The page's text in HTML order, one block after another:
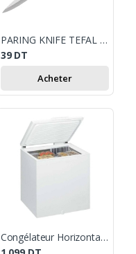
PARING KNIFE TEFAL COMFORT 9CM
39 DT
Acheter
Congélateur Horizontal WHIRLPOOL 212 Litres - Blanc